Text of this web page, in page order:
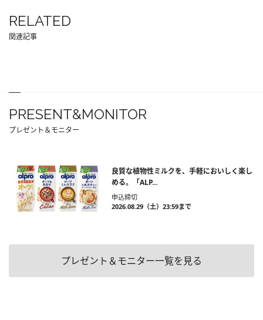
RELATED
関連記事
PRESENT&MONITOR
プレゼント＆モニター
良質な植物性ミルクを、手軽においしく楽し
める。「ALP...
申込締切
2026.08.29（土）23:59まで
プレゼント＆モニター一覧を見る